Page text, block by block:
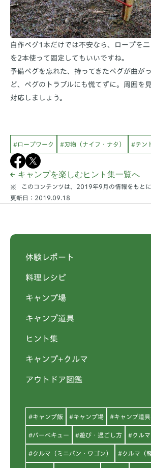
自作ペグ1本だけでは不安なら、ロープを
を2本使って固定してもいいですね。
予備ペグを忘れた、持ってきたペグが曲が
ど、ペグのトラブルにも慌てずに。周囲を
対応しましょう。
#ロープワーク #刃物（ナイフ・ナタ） #テン
キャンプを楽しむヒント集一覧へ
このコンテンツは、2019年9月の情報をもとに
更新日：2019.09.18
体験レポート
料理レシピ
キャンプ場
キャンプ道具
ヒント集
キャンプ+クルマ
アウトドア図鑑
#キャンプ飯 #キャンプ場 #キャンプ道具
#バーベキュー #遊び・過ごし方 #クルマ
#クルマ（ミニバン・ワゴン） #クルマ（